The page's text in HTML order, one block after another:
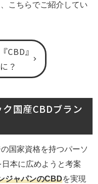
こちらでご紹介してい
CBD』
？
国産CBDブラン
国家資格を持つパーソ
本に広めようと考案
ジャパンのCBDを実現